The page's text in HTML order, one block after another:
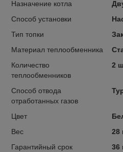
Назначение котла
Способ установки
Тип топки
Материал теплообменника
Количество
теплообменников
2
Способ отвода
отработанных газов
Цвет
Вес
28
Гарантийный срок
36